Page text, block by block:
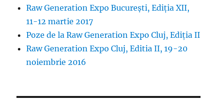
Raw Generation Expo București, Ediția XII,
11-12 martie 2017
Poze de la Raw Generation Expo Cluj, Ediția II
Raw Generation Expo Cluj, Editia II, 19-20
noiembrie 2016